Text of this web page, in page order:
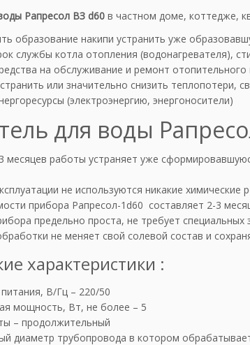
Рапресол ВЗ d60 в частном доме, коттедже,
образование накипи устранить уже
службы котла отопления (водонагревателя),
на обслуживание и ремонт
или значительно снизить теплопотери,
(электроэнергию, энергоносители)
для воды
месяцев работы устраняет уже
не используются никакие химические
прибора Рапресол-1d60 составляет 2-3
предельно проста, не требует
не меняет свой солевой состав и
характеристики :
В/Гц – 220/50
мощность, Вт, не более – 5
– продолжительный
диаметр трубопровода в котором